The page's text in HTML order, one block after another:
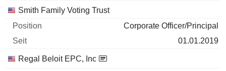
Smith Family Voting Trust
Corporate Officer/Principal
01.01.2019
Regal Beloit EPC, Inc